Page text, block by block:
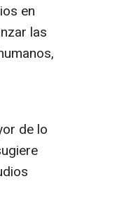
en
las
de lo